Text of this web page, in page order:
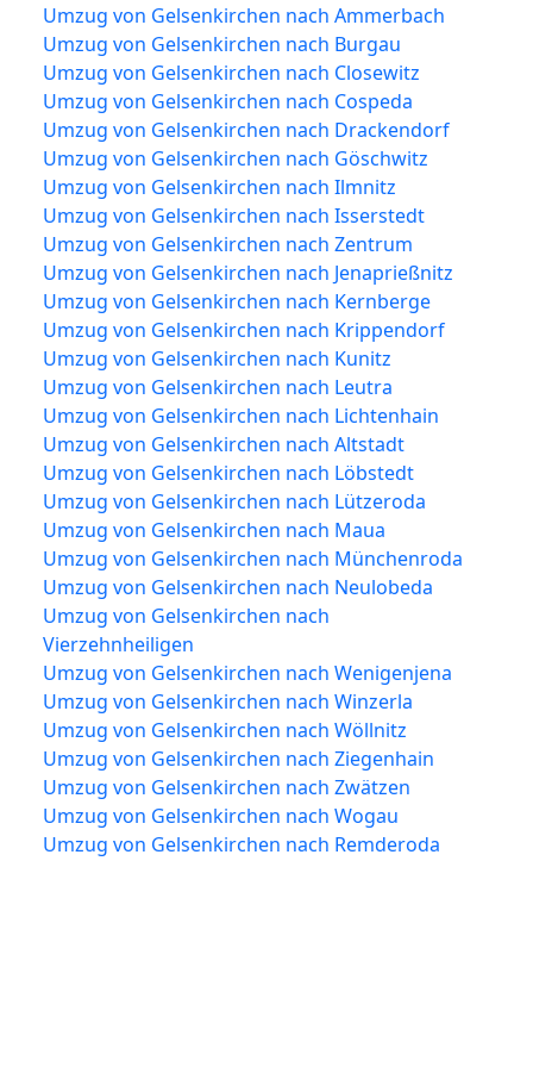
Umzug von Gelsenkirchen nach Ammerbach
Umzug von Gelsenkirchen nach Burgau
Umzug von Gelsenkirchen nach Closewitz
Umzug von Gelsenkirchen nach Cospeda
Umzug von Gelsenkirchen nach Drackendorf
Umzug von Gelsenkirchen nach Göschwitz
Umzug von Gelsenkirchen nach Ilmnitz
Umzug von Gelsenkirchen nach Isserstedt
Umzug von Gelsenkirchen nach Zentrum
Umzug von Gelsenkirchen nach Jenaprießnitz
Umzug von Gelsenkirchen nach Kernberge
Umzug von Gelsenkirchen nach Krippendorf
Umzug von Gelsenkirchen nach Kunitz
Umzug von Gelsenkirchen nach Leutra
Umzug von Gelsenkirchen nach Lichtenhain
Umzug von Gelsenkirchen nach Altstadt
Umzug von Gelsenkirchen nach Löbstedt
Umzug von Gelsenkirchen nach Lützeroda
Umzug von Gelsenkirchen nach Maua
Umzug von Gelsenkirchen nach Münchenroda
Umzug von Gelsenkirchen nach Neulobeda
Umzug von Gelsenkirchen nach
Vierzehnheiligen
Umzug von Gelsenkirchen nach Wenigenjena
Umzug von Gelsenkirchen nach Winzerla
Umzug von Gelsenkirchen nach Wöllnitz
Umzug von Gelsenkirchen nach Ziegenhain
Umzug von Gelsenkirchen nach Zwätzen
Umzug von Gelsenkirchen nach Wogau
Umzug von Gelsenkirchen nach Remderoda